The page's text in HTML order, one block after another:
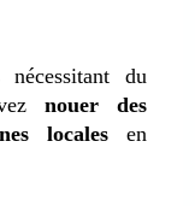
du
nouer des
locales en